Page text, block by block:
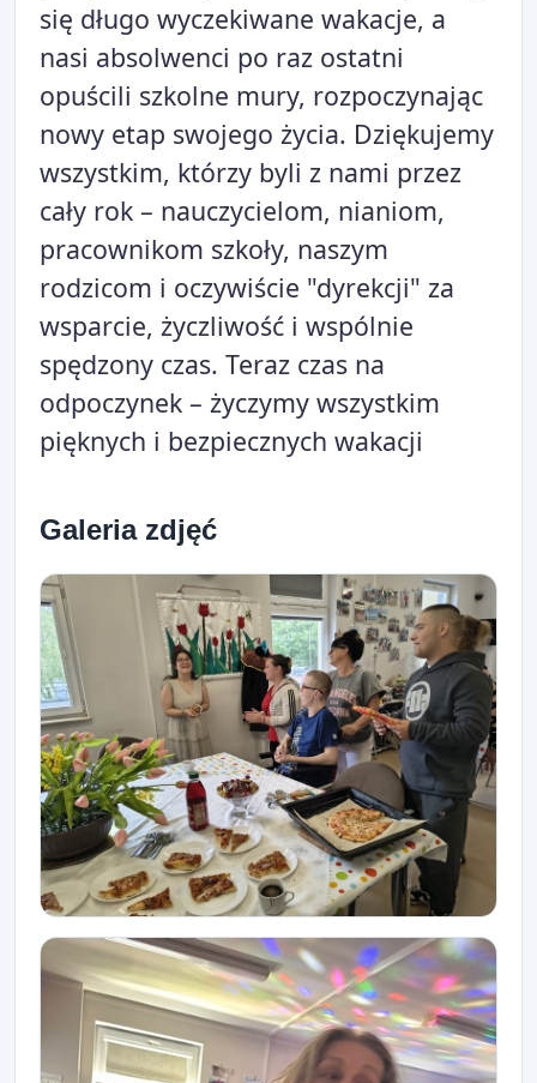
się długo wyczekiwane wakacje, a
nasi absolwenci po raz ostatni
opuścili szkolne mury, rozpoczynając
nowy etap swojego życia. Dziękujemy
wszystkim, którzy byli z nami przez
cały rok – nauczycielom, nianiom,
pracownikom szkoły, naszym
rodzicom i oczywiście "dyrekcji" za
wsparcie, życzliwość i wspólnie
spędzony czas. Teraz czas na
odpoczynek – życzymy wszystkim
pięknych i bezpiecznych wakacji
Galeria zdjęć